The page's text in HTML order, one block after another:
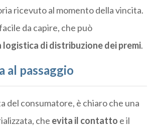
ricevuto al momento della vincita.
da capire, che può
di distribuzione dei premi.
al passaggio
del consumatore, è chiaro che una
che evita il contatto e il